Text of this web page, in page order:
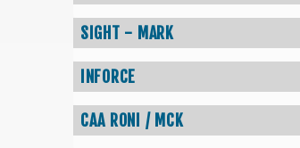
SIGHT - MARK
INFORCE
CAA RONI / MCK